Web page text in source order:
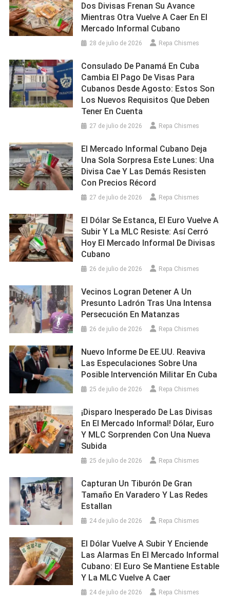
Dos Divisas Frenan Su Avance
Mientras Otra Vuelve A Caer En El
Mercado Informal Cubano
28 de julio de 2026 Repa Chismes
Consulado De Panamá En Cuba
Cambia El Pago De Visas Para
Cubanos Desde Agosto: Estos Son
Los Nuevos Requisitos Que Deben
Tener En Cuenta
27 de julio de 2026 Repa Chismes
El Mercado Informal Cubano Deja
Una Sola Sorpresa Este Lunes: Una
Divisa Cae Y Las Demás Resisten
Con Precios Récord
27 de julio de 2026 Repa Chismes
El Dólar Se Estanca, El Euro Vuelve A
Subir Y La MLC Resiste: Así Cerró
Hoy El Mercado Informal De Divisas
Cubano
26 de julio de 2026 Repa Chismes
Vecinos Logran Detener A Un
Presunto Ladrón Tras Una Intensa
Persecución En Matanzas
26 de julio de 2026 Repa Chismes
Nuevo Informe De EE.UU. Reaviva
Las Especulaciones Sobre Una
Posible Intervención Militar En Cuba
25 de julio de 2026 Repa Chismes
¡Disparo Inesperado De Las Divisas
En El Mercado Informal! Dólar, Euro
Y MLC Sorprenden Con Una Nueva
Subida
25 de julio de 2026 Repa Chismes
Capturan Un Tiburón De Gran
Tamaño En Varadero Y Las Redes
Estallan
24 de julio de 2026 Repa Chismes
El Dólar Vuelve A Subir Y Enciende
Las Alarmas En El Mercado Informal
Cubano: El Euro Se Mantiene Estable
Y La MLC Vuelve A Caer
24 de julio de 2026 Repa Chismes